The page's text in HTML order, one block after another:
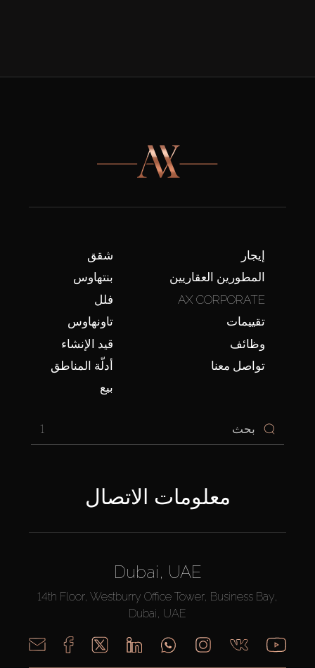
شقق
بنتهاوس
فلل
تاونهاوس
قيد الإنشاء
أدلّة المناطق
بيع
إيجار
المطورين العقاريين
AX CORPORATE
تقييمات
وظائف
تواصل معنا
1
معلومات الاتصال
Dubai, UAE
14th Floor, Westburry Office Tower, Business Bay,
Dubai, UAE